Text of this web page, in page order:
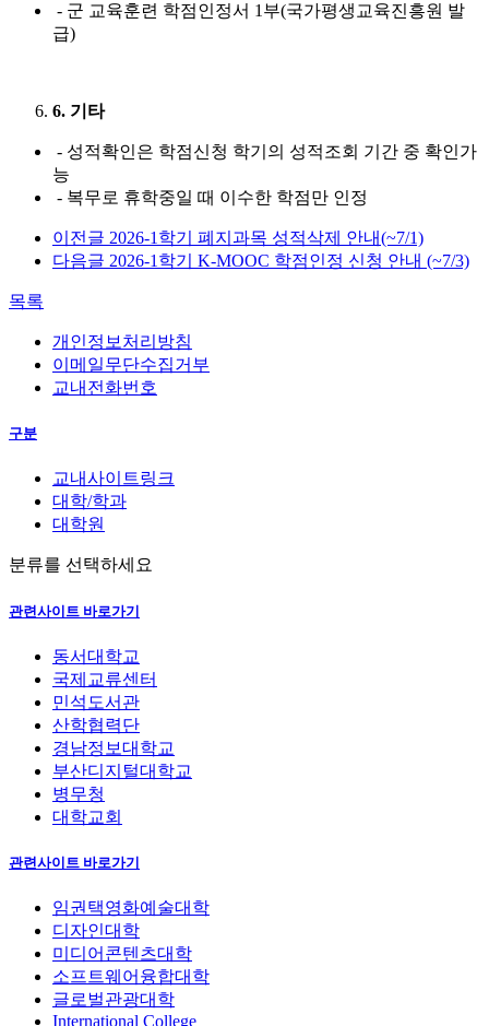
- 군 교육훈련 학점인정서 1부(국가평생교육진흥원 발
급)
6. 기타
- 성적확인은 학점신청 학기의 성적조회 기간 중 확인가
능
- 복무로 휴학중일 때 이수한 학점만 인정
이전글 2026-1학기 폐지과목 성적삭제 안내(~7/1)
다음글 2026-1학기 K-MOOC 학점인정 신청 안내 (~7/3)
목록
개인정보처리방침
이메일무단수집거부
교내전화번호
구분
교내사이트링크
대학/학과
대학원
분류를 선택하세요
관련사이트 바로가기
동서대학교
국제교류센터
민석도서관
산학협력단
경남정보대학교
부산디지털대학교
병무청
대학교회
관련사이트 바로가기
임권택영화예술대학
디자인대학
미디어콘텐츠대학
소프트웨어융합대학
글로벌관광대학
International College